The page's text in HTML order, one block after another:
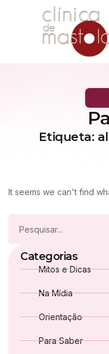
Etiqueta:
It seems we can't find
Categorias
Mitos e Dicas
Na Mídia
Orientação
Para Saber